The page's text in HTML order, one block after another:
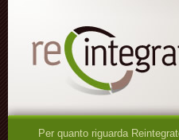
Per quanto riguarda